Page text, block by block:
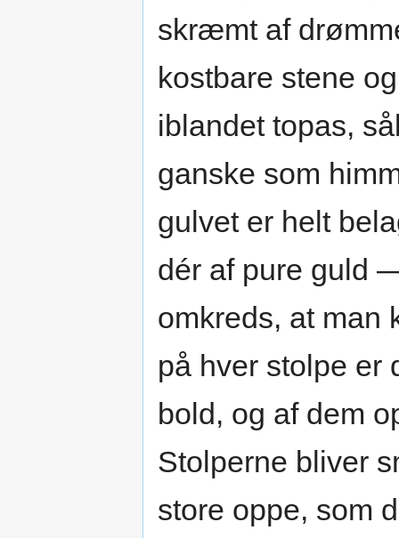
skræmt af
kostbare stene
iblandet topas,
ganske som
gulvet er helt
dér af pure guld
omkreds, at man
på hver stolpe er
bold, og af dem
Stolperne bliver
store oppe, som